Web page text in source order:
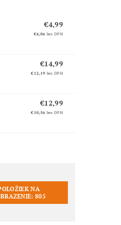
€4,99
€4,06 bez DPH
€14,99
€12,19 bez DPH
€12,99
€10,56 bez DPH
NA
805